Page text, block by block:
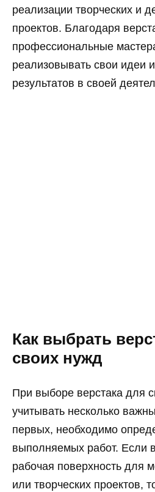
реализации творческих и
проектов. Благодаря
профессиональные
реализовывать свои идеи
результатов в своей
Как выбрать
своих нужд
При выборе верстака для
учитывать несколько
первых, необходимо
выполняемых работ. Если
рабочая поверхность для
или творческих проектов,